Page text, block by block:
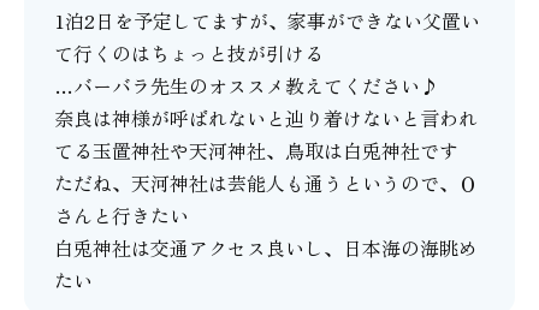
1泊2日を予定してますが、家事ができない父置い
て行くのはちょっと技が引ける
…バーバラ先生のオススメ教えてください♪
奈良は神様が呼ばれないと辿り着けないと言われ
てる玉置神社や天河神社、鳥取は白兎神社です
ただね、天河神社は芸能人も通うというので、Ｏ
さんと行きたい
白兎神社は交通アクセス良いし、日本海の海眺め
たい